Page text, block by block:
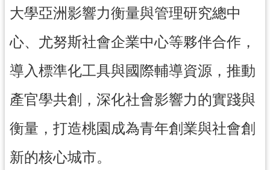
大學亞洲影響力衡量與管理研究總中
心、尤努斯社會企業中心等夥伴合作，
導入標準化工具與國際輔導資源，推動
產官學共創，深化社會影響力的實踐與
衡量，打造桃園成為青年創業與社會創
新的核心城市。